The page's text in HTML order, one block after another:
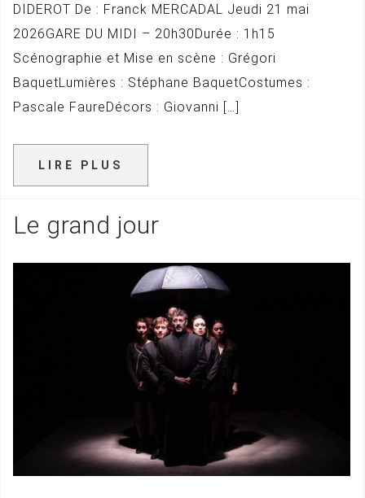
DIDEROT De : Franck MERCADAL Jeudi 21 mai
2026GARE DU MIDI – 20h30Durée : 1h15
Scénographie et Mise en scène : Grégori
BaquetLumières : Stéphane BaquetCostumes :
Pascale FaureDécors : Giovanni […]
LIRE PLUS
Le grand jour